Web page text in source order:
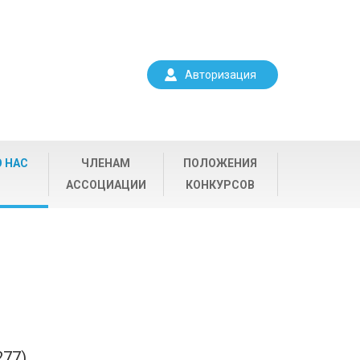
Авторизация
НАС
ЧЛЕНАМ
АССОЦИАЦИИ
ПОЛОЖЕНИЯ
КОНКУРСОВ